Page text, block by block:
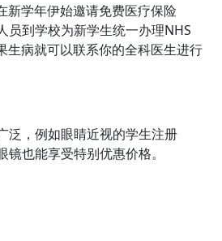
新学年伊始邀请免费医疗保险
员到学校为新学生统一办理NHS
生病就可以联系你的全科医生进行
泛，例如眼睛近视的学生注册
也能享受特别优惠价格。